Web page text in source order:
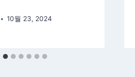
10월 23, 2024